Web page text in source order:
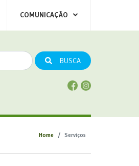
COMUNICAÇÃO
BUSCA
Home Serviços